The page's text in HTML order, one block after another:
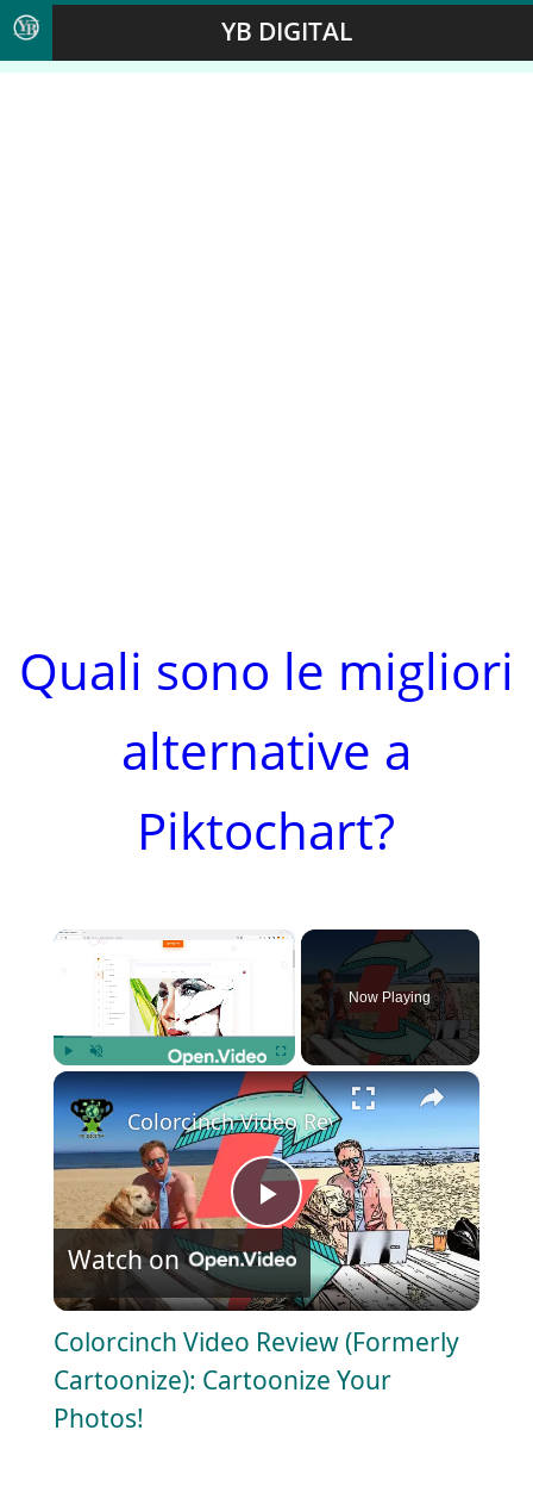
YB DIGITAL
Quali sono le migliori
alternative a
Piktochart?
×
Fullscreen
Now Playing
×
P
l
a
Colorcinch Video Review (Formerly
Watch on
Colorcinch Video Review (Formerly
Cartoonize): Cartoonize Your
Photos!